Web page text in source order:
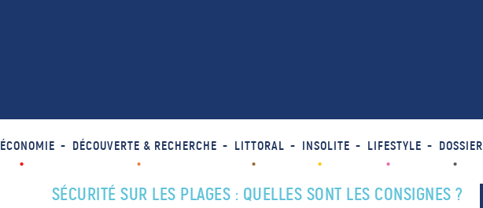
ÉCONOMIE DÉCOUVERTE & RECHERCHE LITTORAL INSOLITE LIFESTYLE DOSSIER
SÉCURITÉ SUR LES PLAGES : QUELLES SONT LES CONSIGNES ?